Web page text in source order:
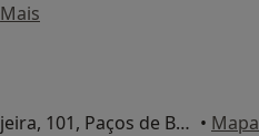
Mais
Travessa da Laranjeira, 101, Paços de Brandão • Mapa